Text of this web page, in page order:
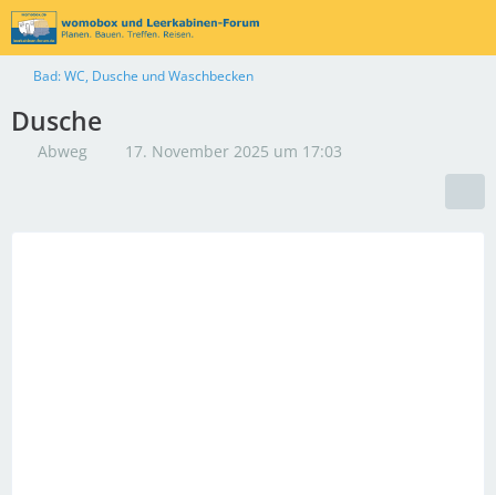
Bad: WC, Dusche und Waschbecken
Dusche
Abweg 17. November 2025 um 17:03